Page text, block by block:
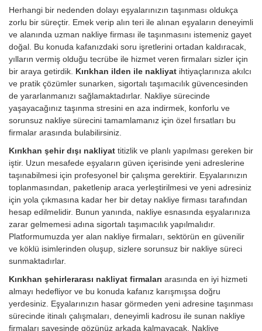
Herhangi bir nedenden dolayı eşyalarınızın taşınması oldukça
zorlu bir süreçtir. Emek verip alın teri ile alınan eşyaların deneyimli
ve alanında uzman nakliye firması ile taşınmasını istemeniz gayet
doğal. Bu konuda kafanızdaki soru işretlerini ortadan kaldıracak,
yılların vermiş olduğu tecrübe ile hizmet veren firmaları sizler için
bir araya getirdik. Kırıkhan ilden ile nakliyat ihtiyaçlarınıza akılcı
ve pratik çözümler sunarken, sigortalı taşımacılık güvencesinden
de yararlanmanızı sağlamaktadırlar. Nakliye sürecinde
yaşayacağınız taşınma stresini en aza indirmek, konforlu ve
sorunsuz nakliye sürecini tamamlamanız için özel fırsatları bu
firmalar arasında bulabilirsiniz.
Kırıkhan şehir dışı nakliyat titizlik ve planlı yapılması gereken bir
iştir. Uzun mesafede eşyaların güven içerisinde yeni adreslerine
taşınabilmesi için profesyonel bir çalışma gerektirir. Eşyalarınızın
toplanmasından, paketlenip araca yerleştirilmesi ve yeni adresiniz
için yola çıkmasına kadar her bir detay nakliye firması tarafından
hesap edilmelidir. Bunun yanında, nakliye esnasında eşyalarınıza
zarar gelmemesi adına sigortalı taşımacılık yapılmalıdır.
Platformumuzda yer alan nakliye firmaları, sektörün en güvenilir
ve köklü isimlerinden oluşup, sizlere sorunsuz bir nakliye süreci
sunmaktadırlar.
Kırıkhan şehirlerarası nakliyat firmaları arasında en iyi hizmeti
almayı hedefliyor ve bu konuda kafanız karışmışsa doğru
yerdesiniz. Eşyalarınızın hasar görmeden yeni adresine taşınması
sürecinde itinalı çalışmaları, deneyimli kadrosu ile sunan nakliye
firmaları sayesinde gözünüz arkada kalmayacak. Nakliye